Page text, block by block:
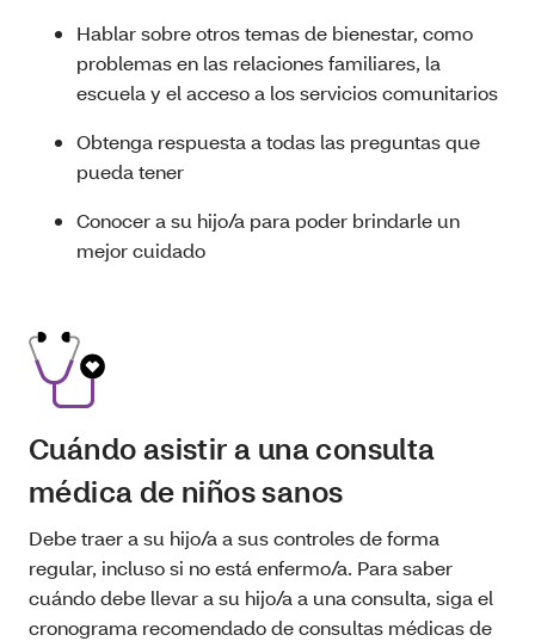
Hablar sobre otros temas de bienestar, como
problemas en las relaciones familiares, la
escuela y el acceso a los servicios comunitarios
Obtenga respuesta a todas las preguntas que
pueda tener
Conocer a su hijo/a para poder brindarle un
mejor cuidado
Cuándo asistir a una consulta
médica de niños sanos
Debe traer a su hijo/a a sus controles de forma
regular, incluso si no está enfermo/a. Para saber
cuándo debe llevar a su hijo/a a una consulta, siga el
cronograma recomendado de consultas médicas de